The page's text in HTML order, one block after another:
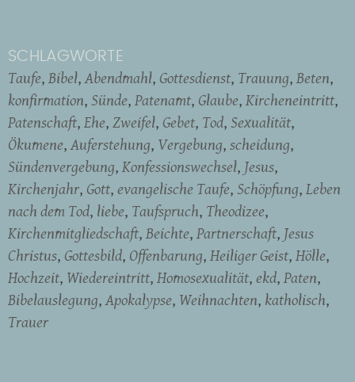
SCHLAGWORTE
Taufe Bibel Abendmahl Gottesdienst Trauung Beten
konfirmation Sünde Patenamt Glaube Kircheneintritt
Patenschaft Ehe Zweifel Gebet Tod Sexualität
Ökumene Auferstehung Vergebung scheidung
Sündenvergebung Konfessionswechsel Jesus
Kirchenjahr Gott evangelische Taufe Schöpfung Leben
nach dem Tod liebe Taufspruch Theodizee
Kirchenmitgliedschaft Beichte Partnerschaft Jesus
Christus Gottesbild Offenbarung Heiliger Geist Hölle
Hochzeit Wiedereintritt Homosexualität ekd Paten
Bibelauslegung Apokalypse Weihnachten katholisch
Trauer